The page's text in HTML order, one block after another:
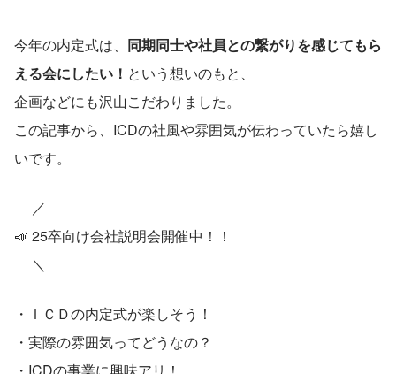
今年の内定式は、 同期同士や社員との繋がりを感じてもら
える会にしたい！ という想いのもと、
企画などにも沢山こだわりました。
この記事から、ICDの社風や雰囲気が伝わっていたら嬉し
いです。
／
📣 25卒向け会社説明会開催中！！
＼
・ＩＣＤの内定式が楽しそう！
・実際の雰囲気ってどうなの？
・ICDの事業に興味アリ！